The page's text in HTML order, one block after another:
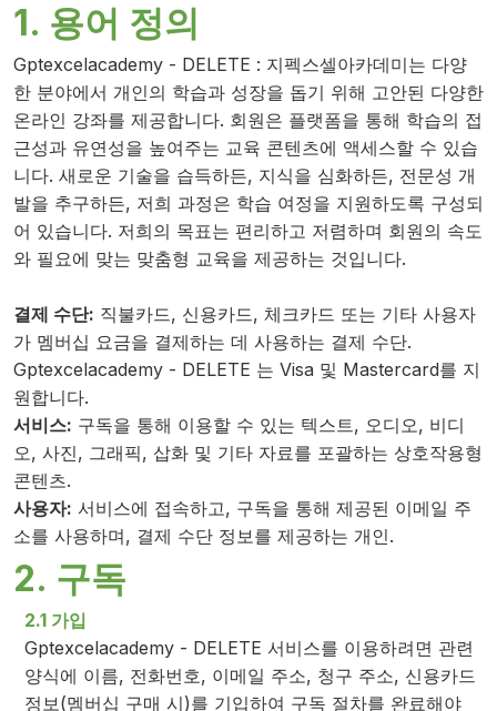
1. 용어 정의
Gptexcelacademy - DELETE : 지펙스셀아카데미는 다양
한 분야에서 개인의 학습과 성장을 돕기 위해 고안된 다양한
온라인 강좌를 제공합니다. 회원은 플랫폼을 통해 학습의 접
근성과 유연성을 높여주는 교육 콘텐츠에 액세스할 수 있습
니다. 새로운 기술을 습득하든, 지식을 심화하든, 전문성 개
발을 추구하든, 저희 과정은 학습 여정을 지원하도록 구성되
어 있습니다. 저희의 목표는 편리하고 저렴하며 회원의 속도
와 필요에 맞는 맞춤형 교육을 제공하는 것입니다.
결제 수단: 직불카드, 신용카드, 체크카드 또는 기타 사용자
가 멤버십 요금을 결제하는 데 사용하는 결제 수단.
Gptexcelacademy - DELETE 는 Visa 및 Mastercard를 지
원합니다.
서비스: 구독을 통해 이용할 수 있는 텍스트, 오디오, 비디
오, 사진, 그래픽, 삽화 및 기타 자료를 포괄하는 상호작용형
콘텐츠.
사용자: 서비스에 접속하고, 구독을 통해 제공된 이메일 주
소를 사용하며, 결제 수단 정보를 제공하는 개인.
2. 구독
2.1 가입
Gptexcelacademy - DELETE 서비스를 이용하려면 관련
양식에 이름, 전화번호, 이메일 주소, 청구 주소, 신용카드
정보(멤버십 구매 시)를 기입하여 구독 절차를 완료해야